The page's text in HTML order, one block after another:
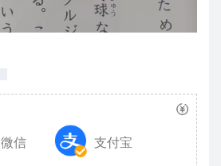
微信 支付宝